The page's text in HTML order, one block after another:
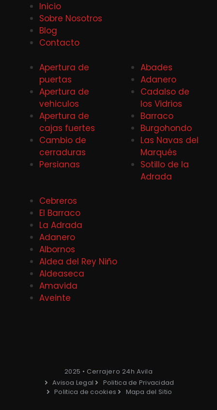
Inicio
Sobre Nosotros
Blog
Contacto
Apertura de
puertas
Apertura de
vehiculos
Apertura de
cajas fuertes
Cambio de
cerraduras
Persianas
Abades
Adanero
Cadalso de
los Vidrios
Barraco
Burgohondo
Las Navas del
Marqués
Sotillo de la
Adrada
Cebreros
El Barraco
La Adrada
Adanero
Albornos
Aldea del Rey Niño
Aldeaseca
Amavida
Aveinte
2025 • Cerrajero 24h Avila
Avisoa Legal
Politica de Privacidad
Politica de cookies
Mapa del Sitio